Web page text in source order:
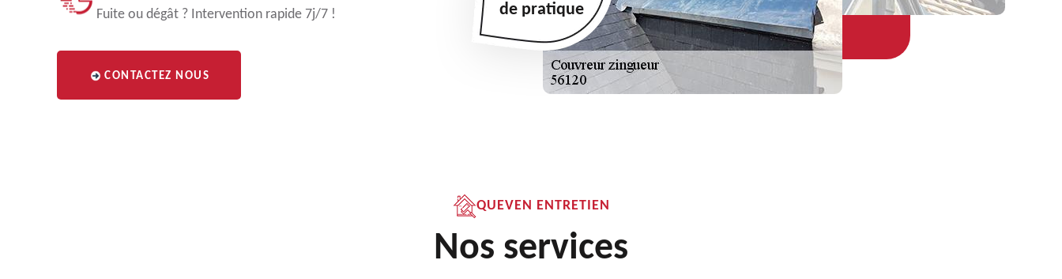
Fuite ou dégât ? Intervention rapide 7j/7 !
CONTACTEZ NOUS
de pratique
QUEVEN ENTRETIEN
Nos services